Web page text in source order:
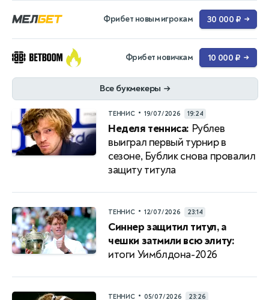
Фрибет новым игрокам 30 000 ₽ →
Фрибет новичкам 10 000 ₽ →
Все букмекеры →
ТЕННИС • 19/07/2026 19:24
Неделя тенниса: Рублев
выиграл первый турнир в
сезоне, Бублик снова провалил
защиту титула
ТЕННИС • 12/07/2026 23:14
Синнер защитил титул, а
чешки затмили всю элиту:
итоги Уимблдона-2026
ТЕННИС • 05/07/2026 23:26